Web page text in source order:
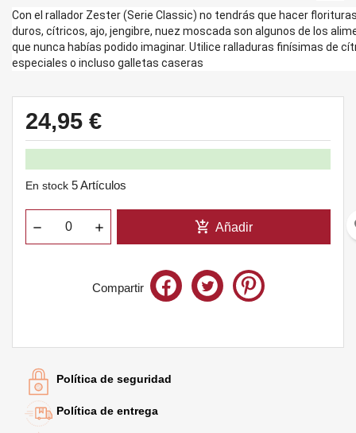
Con el rallador Zester (Serie Classic) no tendrás que hacer
duros, cítricos, ajo, jengibre, nuez moscada son algunos de los
que nunca habías podido imaginar. Utilice ralladuras finísimas de
especiales o incluso galletas caseras
24,95 €
En stock 5 Artículos
add_shopping_cart Añadir
Compartir
Política de seguridad
Política de entrega